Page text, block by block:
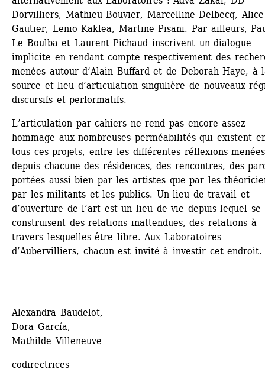
Dorvilliers, Mathieu Bouvier, Marcelline Delbecq, Alice
Gautier, Lenio Kaklea, Martine Pisani. Par ailleurs,
Le Boulba et Laurent Pichaud inscrivent un dialogue
implicite en rendant compte respectivement des
menées autour d’Alain Buffard et de Deborah Haye, à
source et lieu d’articulation singulière de nouveaux
discursifs et performatifs.
L’articulation par cahiers ne rend pas encore assez
hommage aux nombreuses perméabilités qui existent
tous ces projets, entre les différentes réflexions menées
depuis chacune des résidences, des rencontres, des
portées aussi bien par les artistes que par les
par les militants et les publics. Un lieu de travail et
d’ouverture de l’art est un lieu de vie depuis lequel se
construisent des relations inattendues, des relations à
travers lesquelles être libre. Aux Laboratoires
d’Aubervilliers, chacun est invité à investir cet endroit.
Alexandra Baudelot,
Dora García,
Mathilde Villeneuve
codirectrices